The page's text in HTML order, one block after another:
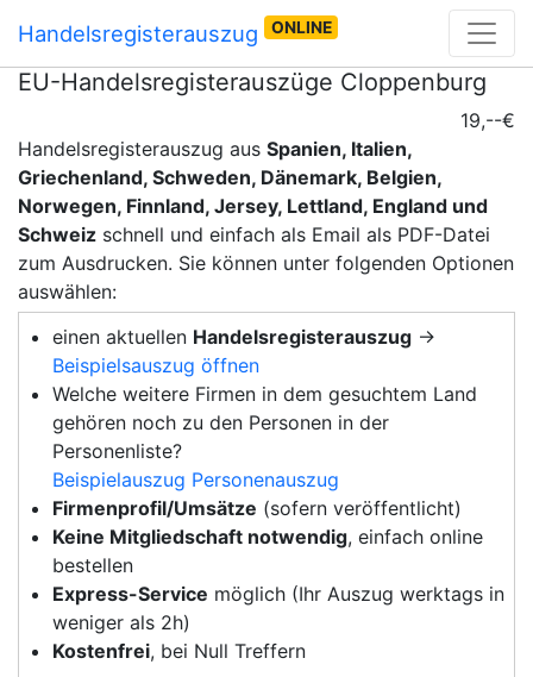
Handelsregisterauszug ONLINE
EU-Handelsregisterauszüge Cloppenburg
19,--€
Handelsregisterauszug aus Spanien, Italien,
Griechenland, Schweden, Dänemark, Belgien,
Norwegen, Finnland, Jersey, Lettland, England und
Schweiz schnell und einfach als Email als PDF-Datei
zum Ausdrucken. Sie können unter folgenden Optionen
auswählen:
einen aktuellen Handelsregisterauszug →
Beispielsauszug öffnen
Welche weitere Firmen in dem gesuchtem Land
gehören noch zu den Personen in der
Personenliste?
Beispielauszug Personenauszug
Firmenprofil/Umsätze (sofern veröffentlicht)
Keine Mitgliedschaft notwendig, einfach online
bestellen
Express-Service möglich (Ihr Auszug werktags in
weniger als 2h)
Kostenfrei, bei Null Treffern